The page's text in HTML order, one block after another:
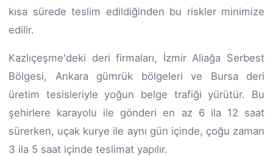
kısa sürede teslim edildiğinden bu riskler minimize
edilir.
Kazlıçeşme'deki deri firmaları, İzmir Aliağa Serbest
Bölgesi, Ankara gümrük bölgeleri ve Bursa deri
üretim tesisleriyle yoğun belge trafiği yürütür. Bu
şehirlere karayolu ile gönderi en az 6 ila 12 saat
sürerken, uçak kurye ile aynı gün içinde, çoğu zaman
3 ila 5 saat içinde teslimat yapılır.